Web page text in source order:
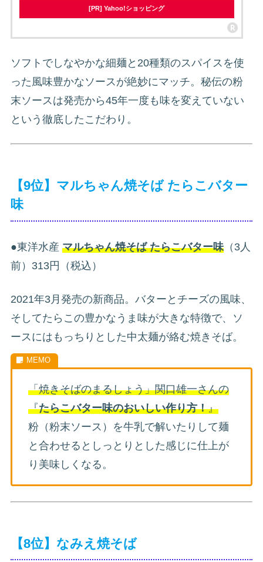
[PR] Yahoo!ショッピング
ソフトでしなやかな細麺と20種類のスパイスを使
った風味豊かなソースが絶妙にマッチ。秘伝の粉
末ソースは発売から45年一度も味を変えていない
という徹底したこだわり。
【9位】マルちゃん焼そば たらこバター
味
●東洋水産 マルちゃん焼そば たらこバター味（3人
前）313円（税込）
2021年3月発売の新商品。バターとチーズの風味、
そしてたらこの豊かなうま味が大きな特徴で、ソ
ースにはもっちりとした中太麺が絡む焼きそば。
「焼きそばのまるしょう」関口雄一さんの
『たらこバター味のおいしい作り方！』
粉（粉末ソース）を牛乳で解いたりして麺
と合わせるとしっとりとした感じに仕上が
り美味しくなる。
【8位】なみえ焼そば